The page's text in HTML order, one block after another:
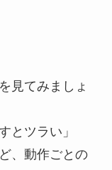
見てみましょ
とツラい」
、動作ごとの